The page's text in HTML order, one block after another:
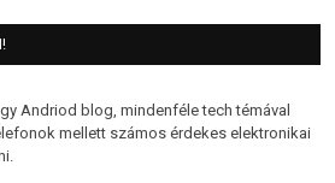
Andriod blog, mindenféle tech témával
mellett számos érdekes elektronikai